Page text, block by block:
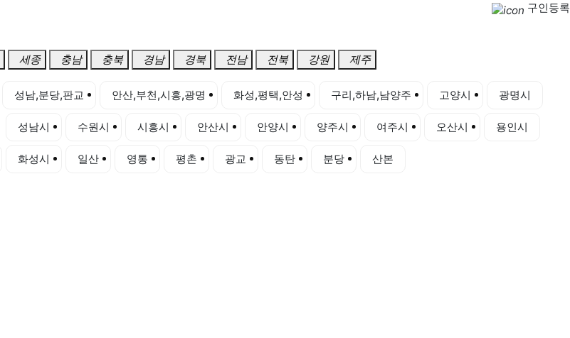
구인등록
세종 충남 충북 경남 경북 전남 전북 강원 제주
성남,분당,판교 안산,부천,시흥,광명 화성,평택,안성 구리,하남,남양주 고양시 광명시
성남시 수원시 시흥시 안산시 안양시 양주시 여주시 오산시 용인시
화성시 일산 영통 평촌 광교 동탄 분당
산본